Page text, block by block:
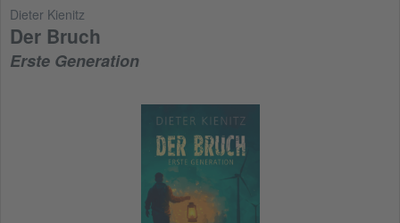
Dieter Kienitz
Der Bruch
Erste Generation